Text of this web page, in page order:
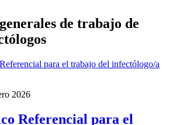
de trabajo de
2026
Referencial para el